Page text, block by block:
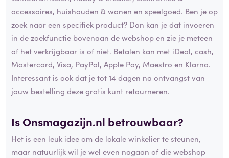
accessoires, huishouden & wonen en speelgoed. Ben je op
zoek naar een specifiek product? Dan kan je dat invoeren
in de zoekfunctie bovenaan de webshop en zie je meteen
of het verkrijgbaar is of niet. Betalen kan met iDeal, cash,
Mastercard, Visa, PayPal, Apple Pay, Maestro en Klarna.
Interessant is ook dat je tot 14 dagen na ontvangst van
jouw bestelling deze gratis kunt retourneren.
Is Onsmagazijn.nl betrouwbaar?
Het is een leuk idee om de lokale winkelier te steunen,
maar natuurlijk wil je wel even nagaan of die webshop